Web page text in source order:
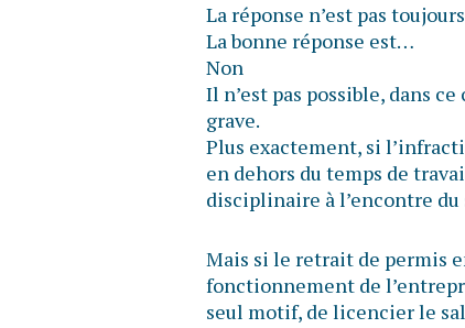
La réponse n’est pas
La bonne réponse est…
Non
Il n’est pas possible, dans
grave.
Plus exactement, si
en dehors du temps de
disciplinaire à l’encontre
Mais si le retrait de permis
fonctionnement de
seul motif, de licencier le